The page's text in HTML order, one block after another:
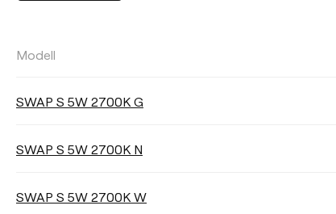
LICHTSTROM
Wählen
LEUCHTENWIRKUNGSGRAD (LOR)
Modell
SWAP S 5W 2700K G
SWAP S 5W 2700K N
SWAP S 5W 2700K W